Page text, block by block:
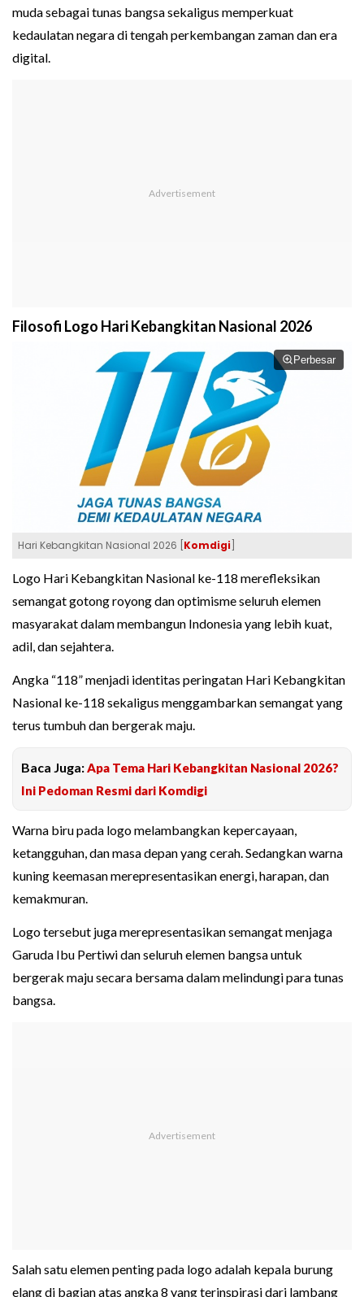
muda sebagai tunas bangsa sekaligus memperkuat
kedaulatan negara di tengah perkembangan zaman dan era
digital.
Filosofi Logo Hari Kebangkitan Nasional 2026
Perbesar
Hari Kebangkitan Nasional 2026 [ Komdigi
Logo Hari Kebangkitan Nasional ke-118 merefleksikan
semangat gotong royong dan optimisme seluruh elemen
masyarakat dalam membangun Indonesia yang lebih kuat,
adil, dan sejahtera.
Angka “118” menjadi identitas peringatan Hari Kebangkitan
Nasional ke-118 sekaligus menggambarkan semangat yang
terus tumbuh dan bergerak maju.
Baca Juga: Apa Tema Hari Kebangkitan Nasional 2026?
Ini Pedoman Resmi dari Komdigi
Warna biru pada logo melambangkan kepercayaan,
ketangguhan, dan masa depan yang cerah. Sedangkan warna
kuning keemasan merepresentasikan energi, harapan, dan
kemakmuran.
Logo tersebut juga merepresentasikan semangat menjaga
Garuda Ibu Pertiwi dan seluruh elemen bangsa untuk
bergerak maju secara bersama dalam melindungi para tunas
bangsa.
Salah satu elemen penting pada logo adalah kepala burung
elang di bagian atas angka 8 yang terinspirasi dari lambang